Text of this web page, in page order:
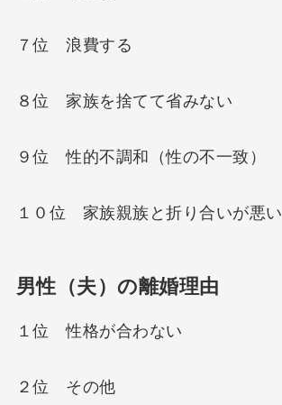
７位 浪費する
８位 家族を捨てて省みない
９位 性的不調和（性の不一致）
１０位 家族親族と折り合いが悪い
男性（夫）の離婚理由
１位 性格が合わない
２位 その他